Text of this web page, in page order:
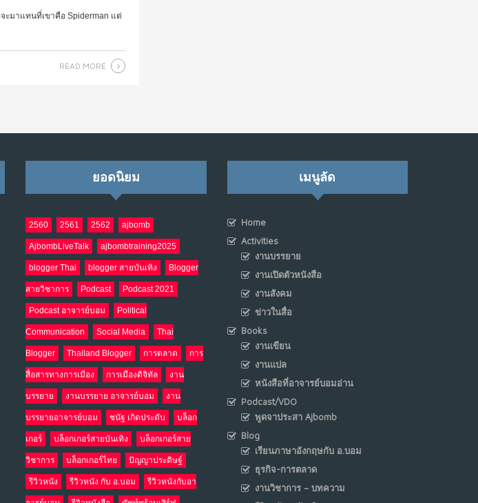
ะมาแทนที่เขาคือ Spiderman แต่
READ MORE
เปลี่ยนรัฐราชการไปตลอดกาล
เมื่อโลกออนไลน์ กลายเป็น“ศาลเตี้ย”
พ.ค. 4, 2026
NO COMMENTS
น้ำตาเรา .. เป็นกรดจริงหรือ??
เม.ย. 19, 2026
NO COMMENTS
10 อินโดนีเซีย กับเกมอำนาจที่มองไม่เห็น
เม.ย. 19, 2026
ยอดนิยม
2560 2561 2562 ajbomb
AjbombLiveTalk ajbombtraining2025
blogger Thai blogger สายบันเทิง Blogger
สายวิชาการ Podcast Podcast 2021
Podcast อาจารย์บอม Political
Communication Social Media Thai
Blogger Thailand Blogger การตลาด การ
สื่อสารทางการเมือง การเมืองดิจิทัล งาน
บรรยาย งานบรรยาย อาจารย์บอม งาน
บรรยายอาจารย์บอม ชนัฐ เกิดประดับ บล็อก
เกอร์ บล็อกเกอร์สายบันเทิง บล็อกเกอร์สาย
วิชาการ บล็อกเกอร์ไทย ปัญญาประดิษฐ์
รีวิวหนัง รีวิวหนัง กับ อ.บอม รีวิวหนังกับอา
เมนูลัด
Home
Activities
งานบรรยาย
งานเปิดตัวหนังสือ
งานสังคม
ข่าวในสื่อ
Books
งานเขียน
งานแปล
หนังสือที่อาจารย์บอมอ่าน
Podcast/VDO
พูดจาประสา Ajbomb
Blog
เรียนภาษาอังกฤษกับ อ.บอม
ธุรกิจ-การตลาด
งานวิชาการ – บทความ